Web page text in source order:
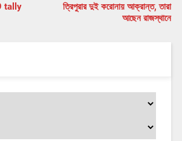
tally
ত্রিপুরার দুই করোনায় আক্রান্ত, তারা
আছেন রাজস্থানে